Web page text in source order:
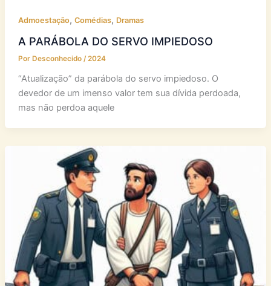
Admoestação, Comédias, Dramas
A PARÁBOLA DO SERVO IMPIEDOSO
Por Desconhecido /2024
“Atualização” da parábola do servo impiedoso. O
devedor de um imenso valor tem sua dívida perdoada,
mas não perdoa aquele